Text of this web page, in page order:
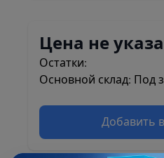
Цена не
Остатки:
Основной склад: Под
Добавить